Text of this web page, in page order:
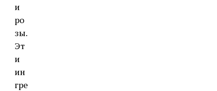
и
ро
зы.
Эт
и
ин
гре